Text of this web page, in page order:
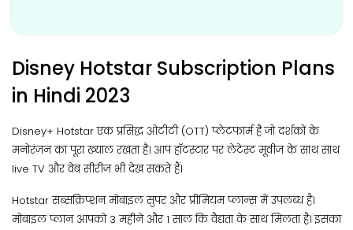
Disney Hotstar Subscription Plans
in Hindi 2023
Disney+ Hotstar एक प्रसिद्ध ओटीटी (OTT) प्लेटफार्म है जो दर्शकों के
मनोरंजन का पूरा ख्याल रखता है। आप हॉटस्टार पर लेटेस्ट मूवीज के साथ साथ
live TV और वेब सीरीज भी देख सकते हैं।
Hotstar सब्सक्रिप्शन मोबाइल सुपर और प्रीमियम प्लान्स में उपलब्ध है।
मोबाइल प्लान आपको 3 महीने और 1 साल कि वैद्यता के साथ मिलता है। इसका